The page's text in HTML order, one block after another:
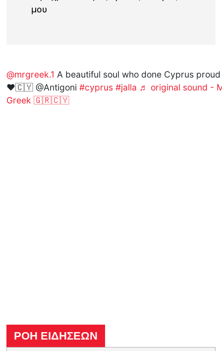
μου
@mrgreek.1 A beautiful soul who done Cyprus proud
❤️🇨🇾 @Antigoni#cyprus #jalla ♬ original sound -
Greek 🇬🇷🇨🇾
ΡΟΗ ΕΙΔΗΣΕΩΝ